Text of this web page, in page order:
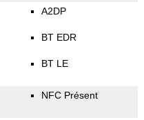
A2DP
BT EDR
BT LE
NFC Présent